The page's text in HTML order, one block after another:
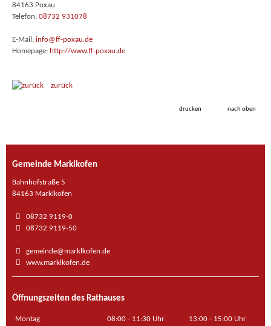
84163 Poxau
Telefon: 08732 931078
E-Mail: info@ff-poxau.de
Homepage: http://www.ff-poxau.de
zurück
drucken nach oben
Gemeinde Marklkofen
Bahnhofstraße 5
84163 Marklkofen
08732 9119-0
08732 9119-50
gemeinde@marklkofen.de
www.marklkofen.de
Öffnungszeiten des Rathauses
Montag 08:00 - 11:30 Uhr 13:00 - 15:00 Uhr